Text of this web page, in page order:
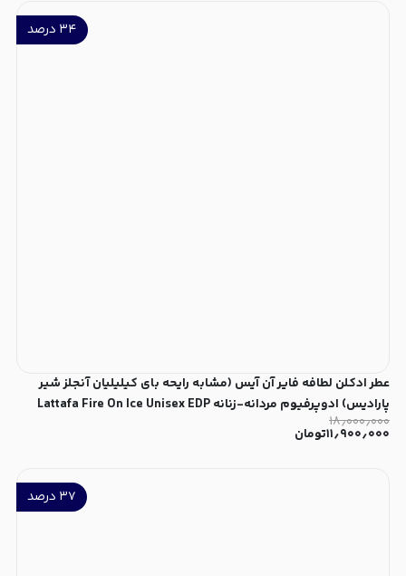
۳۴ درصد
عطر ادکلن لطافه فایر آن آیس (مشابه رایحه بای کیلیلیان آنجلز شیر
پارادیس) ادوپرفیوم مردانه-زنانه Lattafa Fire On Ice Unisex EDP
۱۸٫۰۰۰٫۰۰۰
۱۱٫۹۰۰٫۰۰۰تومان
۳۷ درصد